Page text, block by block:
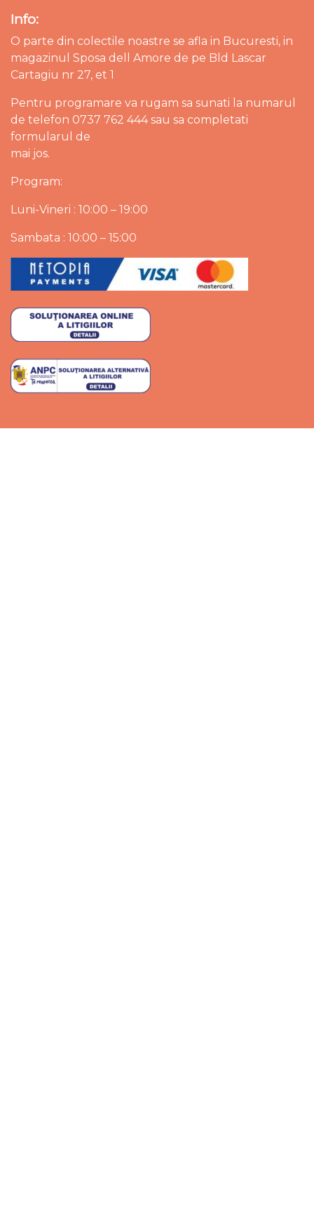
Info:
O parte din colectile noastre se afla in Bucuresti, in
magazinul Sposa dell Amore de pe Bld Lascar
Cartagiu nr 27, et 1
Pentru programare va rugam sa sunati la numarul
de telefon 0737 762 444 sau sa completati
formularul de
mai jos.
Program:
Luni-Vineri : 10:00 – 19:00
Sambata : 10:00 – 15:00